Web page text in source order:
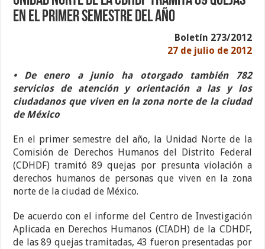
en el primer semestre del año
Boletín 273/2012
27 de julio de 2012
• De enero a junio ha otorgado también 782
servicios de atención y orientación a las y los
ciudadanos que viven en la zona norte de la ciudad
de México
En el primer semestre del año, la Unidad Norte de la
Comisión de Derechos Humanos del Distrito Federal
(CDHDF) tramitó 89 quejas por presunta violación a
derechos humanos de personas que viven en la zona
norte de la ciudad de México.
De acuerdo con el informe del Centro de Investigación
Aplicada en Derechos Humanos (CIADH) de la CDHDF,
de las 89 quejas tramitadas, 43 fueron presentadas por